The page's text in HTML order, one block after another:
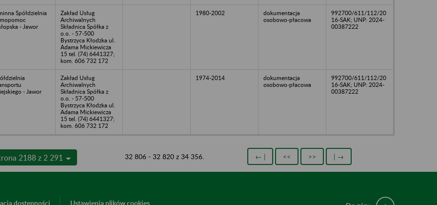
Spółdzielnia
- Jawor
Zakład Usług
Archiwalnych
Składnica Spółka z
o.o. - 57-500
Bystrzyca Kłodzka ul.
Adama Mickiewicza
15 tel. (74) 6441327;
kom. 606 732 172
1980-2002
dokumentacja
osobowo-płacowa
992700/611/112/20
16-SAK; UNP: 2024-
00387222
- Jawor
Zakład Usług
Archiwalnych
Składnica Spółka z
o.o. - 57-500
Bystrzyca Kłodzka ul.
Adama Mickiewicza
15 tel. (74) 6441327;
kom. 606 732 172
1974-2014
dokumentacja
osobowo-płacowa
992700/611/112/20
16-SAK; UNP: 2024-
00387222
2188 z 2 291 32 806 - 32 820 z 34 356. ← | << >> | →
dostępności Ustawienia plików cookies